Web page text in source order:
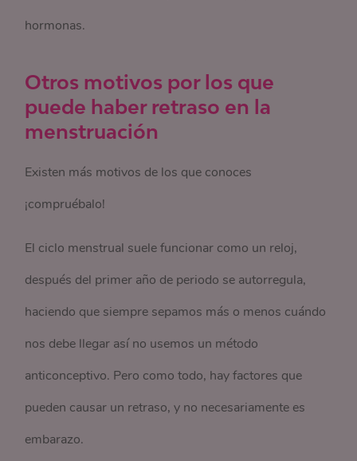
hormonas.
Otros motivos por los que
puede haber retraso en la
menstruación
Existen más motivos de los que conoces
¡compruébalo!
El ciclo menstrual suele funcionar como un reloj,
después del primer año de periodo se autorregula,
haciendo que siempre sepamos más o menos cuándo
nos debe llegar así no usemos un método
anticonceptivo. Pero como todo, hay factores que
pueden causar un retraso, y no necesariamente es
embarazo.